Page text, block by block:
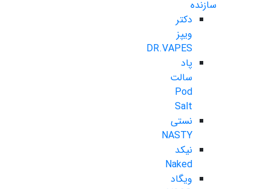
سازنده
دکتر
ویپز
DR.VAPES
پاد
سالت
Pod
Salt
نستی
NASTY
نیکد
Naked
ویگاد